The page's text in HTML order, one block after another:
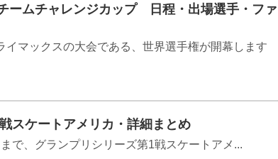
ームチャレンジカップ 日程・出場選手・ファ
イマックスの大会である、世界選手権が開幕します
スケートアメリカ・詳細まとめ
で、グランプリシリーズ第1戦スケートアメ...